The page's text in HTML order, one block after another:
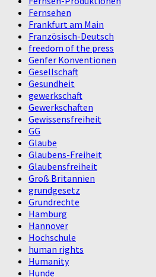
Fernsehen
Frankfurt am Main
Französisch-Deutsch
freedom of the press
Genfer Konventionen
Gesellschaft
Gesundheit
gewerkschaft
Gewerkschaften
Gewissensfreiheit
GG
Glaube
Glaubens-Freiheit
Glaubensfreiheit
Groß Britannien
grundgesetz
Grundrechte
Hamburg
Hannover
Hochschule
human rights
Humanity
Hunde